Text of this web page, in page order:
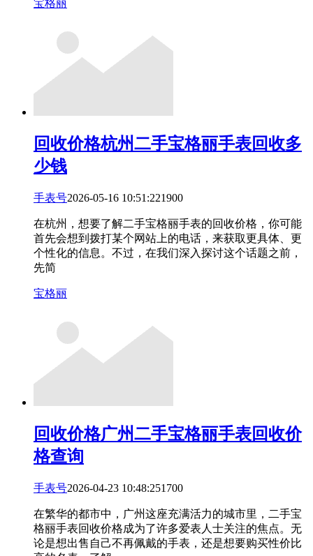
宝格丽
回收价格杭州二手宝格丽手表回收多
少钱
手表号2026-05-16 10:51:221900
在杭州，想要了解二手宝格丽手表的回收价格，你可能
首先会想到拨打某个网站上的电话，来获取更具体、更
个性化的信息。不过，在我们深入探讨这个话题之前，
先简
宝格丽
回收价格广州二手宝格丽手表回收价
格查询
手表号2026-04-23 10:48:251700
在繁华的都市中，广州这座充满活力的城市里，二手宝
格丽手表回收价格成为了许多爱表人士关注的焦点。无
论是想出售自己不再佩戴的手表，还是想要购买性价比